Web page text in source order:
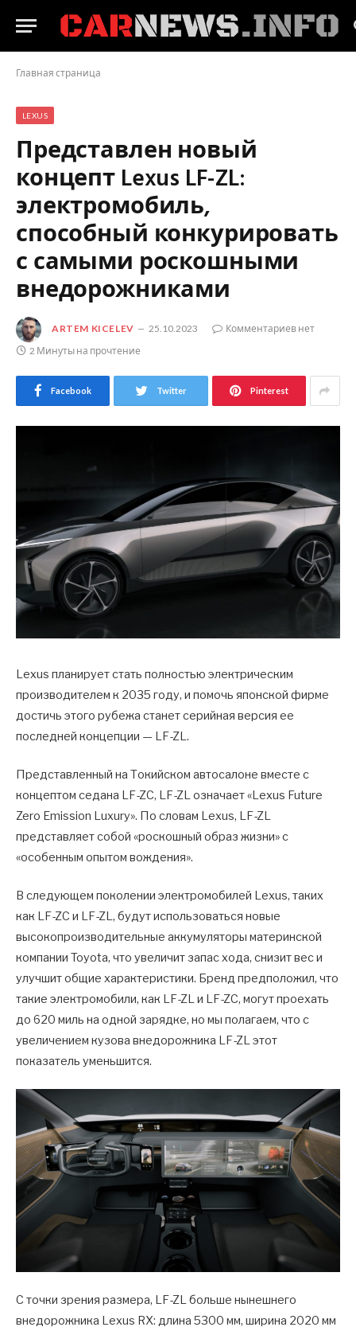
Главная страница
LEXUS
Представлен новый
концепт Lexus LF-ZL:
электромобиль,
способный конкурировать
с самыми роскошными
внедорожниками
ARTEM KICELEV 25.10.2023
Комментариев нет
2 Минуты на прочтение
Facebook Twitter Pinterest
Lexus планирует стать полностью электрическим
производителем к 2035 году, и помочь японской фирме
достичь этого рубежа станет серийная версия ее
последней концепции — LF-ZL.
Представленный на Токийском автосалоне вместе с
концептом седана LF-ZC, LF-ZL означает «Lexus Future
Zero Emission Luxury». По словам Lexus, LF-ZL
представляет собой «роскошный образ жизни» с
«особенным опытом вождения».
В следующем поколении электромобилей Lexus, таких
как LF-ZC и LF-ZL, будут использоваться новые
высокопроизводительные аккумуляторы материнской
компании Toyota, что увеличит запас хода, снизит вес и
улучшит общие характеристики. Бренд предположил, что
такие электромобили, как LF-ZL и LF-ZC, могут проехать
до 620 миль на одной зарядке, но мы полагаем, что с
увеличением кузова внедорожника LF-ZL этот
показатель уменьшится.
С точки зрения размера, LF-ZL больше нынешнего
внедорожника Lexus RX: длина 5300 мм, ширина 2020 мм